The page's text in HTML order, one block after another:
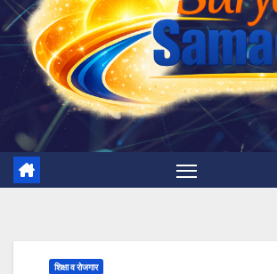
शिक्षा व रोजगार